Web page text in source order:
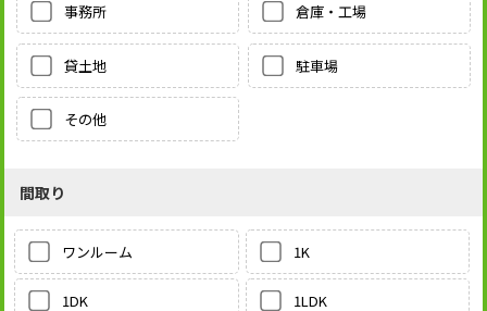
事務所 倉庫・工場
貸土地 駐車場
その他
間取り
ワンルーム 1K
1DK 1LDK